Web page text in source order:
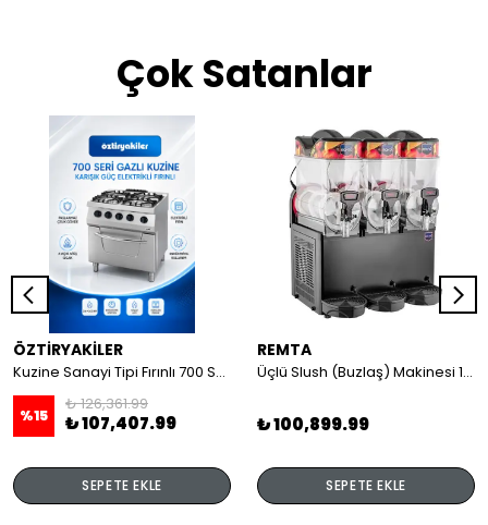
Çok Satanlar
ÖZTİRYAKİLER
Kuzine Sanayi Tipi Fırınlı 700 Seri Gazlı 4 Açık Ateş 80x70x85 (Lp)-2X6Kw+2X7,5Kw+6Kw Elektrikli Fırın
%15
₺ 126,361.99
₺ 107,407.99
SEPETE EKLE
REMTA
Üçlü Slush (Buzlaş) Makinesi 12+12+12 lt
₺ 100,899.99
SEPETE EKLE